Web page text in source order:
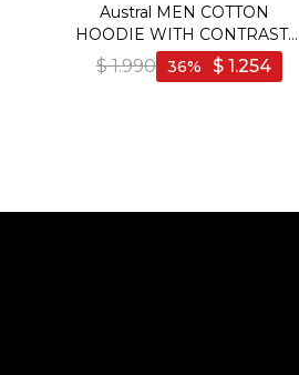
Austral MEN COTTON
HOODIE WITH CONTRAST-
NAVY/WHITE - Marino-Blanco
$ 1.990 $ 1.254
36